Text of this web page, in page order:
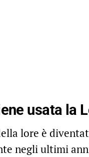
usata la
lore è
negli ultimi